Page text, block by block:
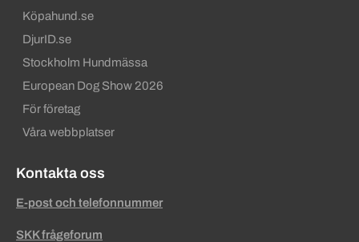
Köpahund.se
DjurID.se
Stockholm Hundmässa
European Dog Show 2026
För företag
Våra webbplatser
Kontakta oss
E-post och telefonnummer
SKK frågeforum